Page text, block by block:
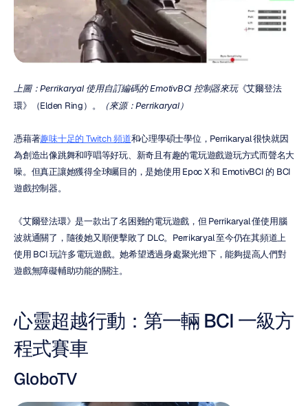
上圖：Perrikaryal 使用自訂編碼的 EmotivBCI 控制器來玩《艾爾登法
環》（Elden Ring）。
（來源：Perrikaryal）
憑藉著趣味十足的 Twitch 頻道和心理學碩士學位，Perrikaryal 很快就因
為創造出像跳舞和哼唱等好玩、新奇且有趣的電玩遊戲遊玩方式而聲名大
噪。但真正讓她獲得全球矚目的，是她使用 Epoc X 和 EmotivBCI 的 BCI
遊戲控制器。
《艾爾登法環》是一款出了名困難的電玩遊戲，但 Perrikaryal 僅使用腦
波就通關了，隨後她又順便擊敗了 DLC。Perrikaryal 至今仍在其頻道上
使用 BCI 玩許多電玩遊戲。她希望透過身處聚光燈下，能夠提高人們對
遊戲無障礙輔助功能的關注。
心靈超越行動：第一輛 BCI 一級方
程式賽車
GloboTV